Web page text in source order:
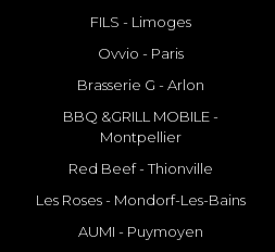
FILS - Limoges
Ovvio - Paris
Brasserie G - Arlon
BBQ &GRILL MOBILE -
Montpellier
Red Beef - Thionville
Les Roses - Mondorf-Les-Bains
AUMI - Puymoyen